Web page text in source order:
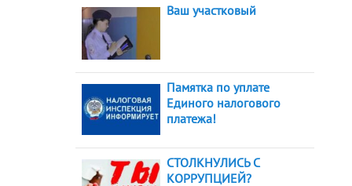
Ваш участковый
Памятка по уплате
Единого налогового
платежа!
СТОЛКНУЛИСЬ С
КОРРУПЦИЕЙ?